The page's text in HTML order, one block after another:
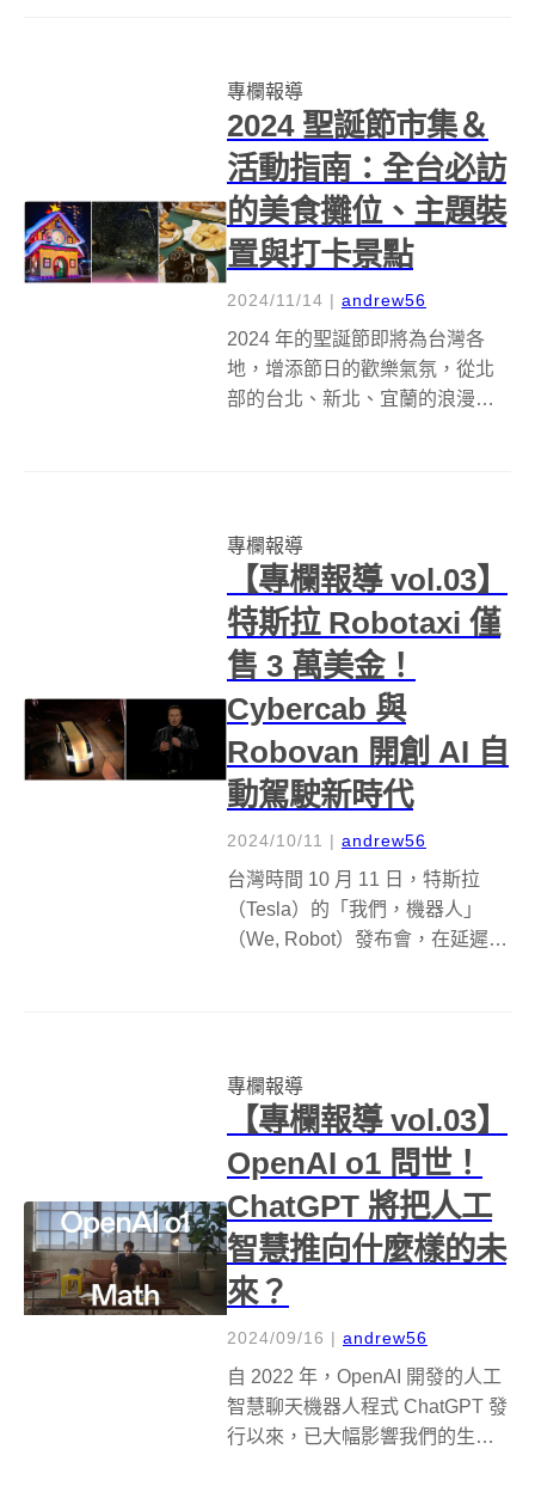
與聽覺享受。我們整理了台灣各
縣市的跨...
專欄報導
2024 聖誕節市集＆
活動指南：全台必訪
的美食攤位、主題裝
置與打卡景點
2024/11/14 | andrew56
2024 年的聖誕節即將為台灣各
地，增添節日的歡樂氣氛，從北
部的台北、新北、宜蘭的浪漫燈
還有東部花蓮的幸福聖誕城，準
備了異國美食...
專欄報導
【專欄報導 vol.03】
特斯拉 Robotaxi 僅
售 3 萬美金！
Cybercab 與
Robovan 開創 AI 自
動駕駛新時代
2024/10/11 | andrew56
台灣時間 10 月 11 日，特斯拉
（Tesla）的「我們，機器人」
（We, Robot）發布會，在延遲近
專欄報導
【專欄報導 vol.03】
OpenAI o1 問世！
ChatGPT 將把人工
智慧推向什麼樣的未
來？
2024/09/16 | andrew56
自 2022 年，OpenAI 開發的人工
智慧聊天機器人程式 ChatGPT 發
行以來，已大幅影響我們的生